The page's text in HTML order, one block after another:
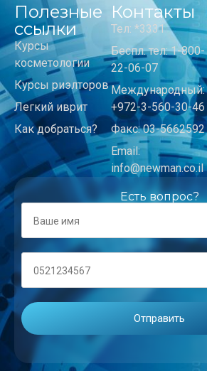
Полезные
ссылки
Курсы
косметологии
Курсы риэлторов
Легкий иврит
Как добраться?
Контакты
Тел: *3331
Беспл. тел: 1-800-
22-06-07
Международный:
+972-3-560-30-46
Факс: 03-5662592
Email:
info@newman.co.il
Есть вопрос?